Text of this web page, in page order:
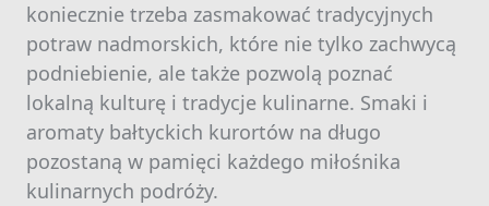
koniecznie trzeba zasmakować tradycyjnych
potraw nadmorskich, które nie tylko zachwycą
podniebienie, ale także pozwolą poznać
lokalną kulturę i tradycje kulinarne. Smaki i
aromaty bałtyckich kurortów na długo
pozostaną w pamięci każdego miłośnika
kulinarnych podróży.